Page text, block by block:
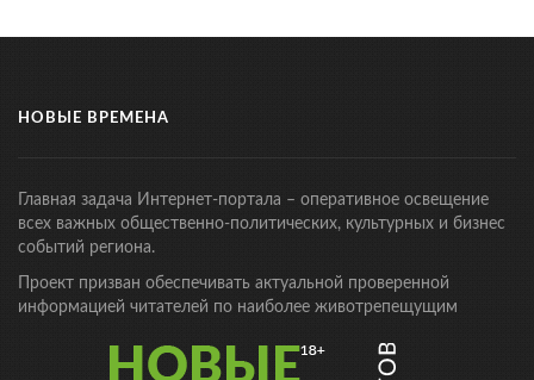
НОВЫЕ ВРЕМЕНА
Главная задача Интернет-портала – оперативное освещение
всех важных общественно-политических, культурных и бизнес
событий региона.
Проект призван обеспечивать актуальной проверенной
информацией читателей по наиболее животрепещущим